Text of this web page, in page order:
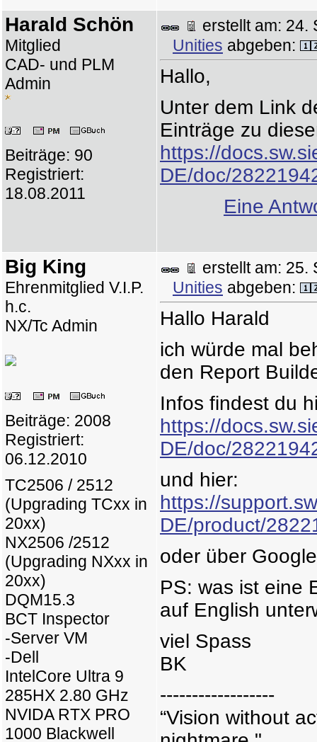
Harald Schön
Mitglied
CAD- und PLM
Admin
Beiträge: 90
Registriert:
18.08.2011
erstellt am:
Unities abgeben:
Hallo,
Unter dem Link
Einträge zu
https://
DE/doc/
Eine
Big King
Ehrenmitglied V.I.P.
h.c.
NX/Tc Admin
Beiträge: 2008
Registriert:
06.12.2010
TC2506 / 2512
(Upgrading TCxx in
20xx)
NX2506 /2512
(Upgrading NXxx in
20xx)
DQM15.3
BCT Inspector
-Server VM
-Dell
IntelCore Ultra 9
285HX 2.80 GHz
NVIDA RTX PRO
1000 Blackwell
erstellt am:
Unities abgeben:
Hallo Harald
ich würde mal
den Report
Infos findest du
https://
DE/doc/
und hier:
https://
DE/product/
oder über
PS: was ist eine
auf English
viel Spass
BK
------------------
“Vision without